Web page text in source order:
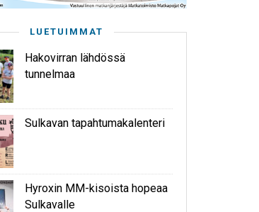
LUETUIMMAT
Hakovirran lähdössä
tunnelmaa
Sulkavan tapahtumakalenteri
Hyroxin MM-kisoista hopeaa
Sulkavalle